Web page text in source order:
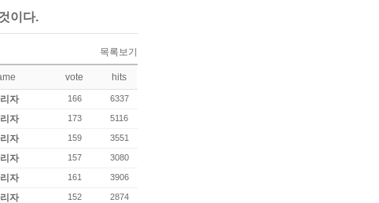
이다.
목록보기
vote hits
자 166 6337
자 173 5116
자 159 3551
자 157 3080
자 161 3906
자 152 2874